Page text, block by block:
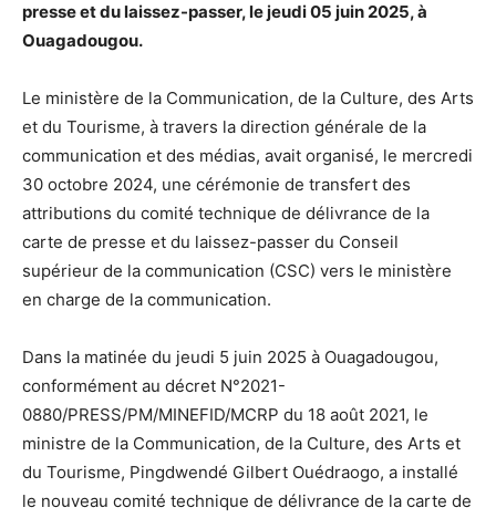
presse et du laissez-passer, le jeudi 05 juin 2025, à
Ouagadougou.
Le ministère de la Communication, de la Culture, des Arts
et du Tourisme, à travers la direction générale de la
communication et des médias, avait organisé, le mercredi
30 octobre 2024, une cérémonie de transfert des
attributions du comité technique de délivrance de la
carte de presse et du laissez-passer du Conseil
supérieur de la communication (CSC) vers le ministère
en charge de la communication.
Dans la matinée du jeudi 5 juin 2025 à Ouagadougou,
conformément au décret N°2021-
0880/PRESS/PM/MINEFID/MCRP du 18 août 2021, le
ministre de la Communication, de la Culture, des Arts et
du Tourisme, Pingdwendé Gilbert Ouédraogo, a installé
le nouveau comité technique de délivrance de la carte de